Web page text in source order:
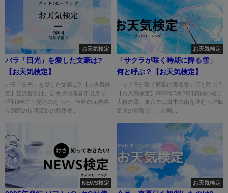
お天気検定
バラ「日光」を愛した文豪は?
【お天気検定】
バラ「日光」を愛した文豪は? 【お天気検
定】宮沢賢治は、岩手県の花巻市出身で、
昭和3年ごろ交流のあった、当時の花巻共
立病院の佐藤院長の新築祝...
お天気検定
「サクラが咲く時期に降る雪」
何と呼ぶ？【お天気検定】
「サクラが咲く時期に降る雪」何と呼ぶ？
【お天気検定】2020年3月29日満開の桜に
大粒の雪、東京では日本の南を進む南岸低
気圧の影響で、この時...
NEWS検定 お天気検定